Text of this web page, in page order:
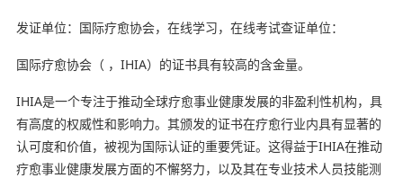
发证单位：国际疗愈协会，在线学习，在线考试查证单位：
国际疗愈协会（ ，IHIA）的证书具有较高的含金量‌。
IHIA是一个专注于推动全球疗愈事业健康发展的非盈利性机构，具
有高度的权威性和影响力。其颁发的证书在疗愈行业内具有显著的
认可度和价值，被视为国际认证的重要凭证。这得益于IHIA在推动
疗愈事业健康发展方面的不懈努力，以及其在专业技术人员技能测